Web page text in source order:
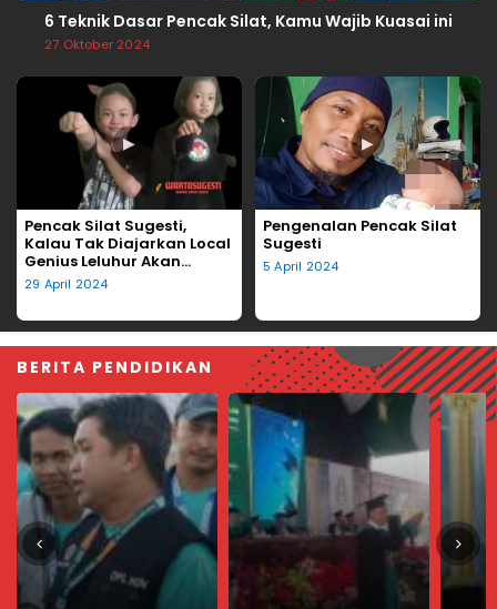
6 Teknik Dasar Pencak Silat, Kamu Wajib Kuasai ini
27 Oktober 2024
▶
Pencak Silat Sugesti,
Kalau Tak Diajarkan Local
Genius Leluhur Akan
Hilang
29 April 2024
▶
Pengenalan Pencak Silat
Sugesti
5 April 2024
BERITA PENDIDIKAN